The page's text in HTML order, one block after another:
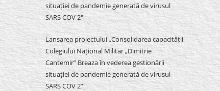
situației de pandemie generată de virusul
SARS COV 2″
Lansarea proiectului „Consolidarea capacității
Colegiului Național Militar „Dimitrie
Cantemir” Breaza în vederea gestionării
situației de pandemie generată de virusul
SARS COV 2”